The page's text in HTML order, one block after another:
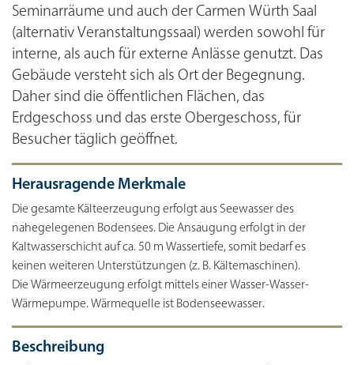
Seminarräume und auch der Carmen Würth Saal
(alternativ Veranstaltungssaal) werden sowohl für
interne, als auch für externe Anlässe genutzt. Das
Gebäude versteht sich als Ort der Begegnung.
Daher sind die öffentlichen Flächen, das
Erdgeschoss und das erste Obergeschoss, für
Besucher täglich geöffnet.
Herausragende Merkmale
Die gesamte Kälteerzeugung erfolgt aus Seewasser des
nahegelegenen Bodensees. Die Ansaugung erfolgt in der
Kaltwasserschicht auf ca. 50 m Wassertiefe, somit bedarf es
keinen weiteren Unterstützungen (z. B. Kältemaschinen).
Die Wärmeerzeugung erfolgt mittels einer Wasser-Wasser-
Wärmepumpe. Wärmequelle ist Bodenseewasser.
Beschreibung